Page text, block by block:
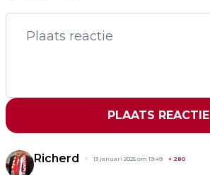
PLAATS REACTIE
Richerd 13 januari 2025 om 19:49 + 280